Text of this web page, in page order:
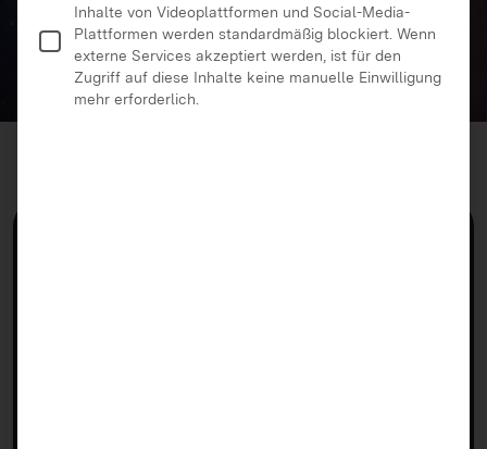
Inhalte von Videoplattformen und Social-Media-
Plattformen werden standardmäßig blockiert. Wenn
externe Services akzeptiert werden, ist für den
Zugriff auf diese Inhalte keine manuelle Einwilligung
mehr erforderlich.